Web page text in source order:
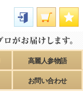
高麗人参物語
お問い合わせ